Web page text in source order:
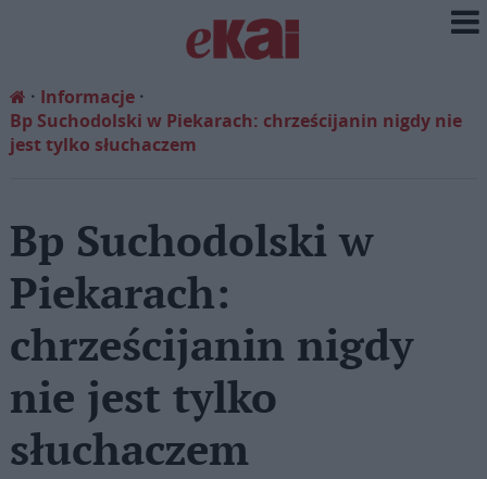
Informacje
Bp Suchodolski w Piekarach: chrześcijanin nigdy nie
jest tylko słuchaczem
Bp Suchodolski w
Piekarach:
chrześcijanin nigdy
nie jest tylko
słuchaczem